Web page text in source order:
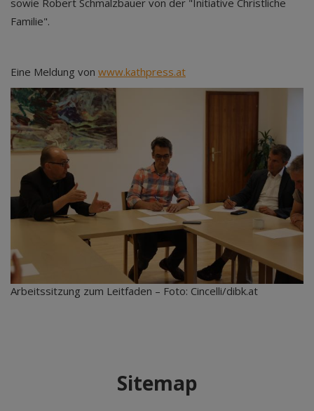
sowie Robert Schmalzbauer von der "Initiative Christliche
Familie".
Eine Meldung von www.kathpress.at
Arbeitssitzung zum Leitfaden – Foto: Cincelli/dibk.at
Sitemap